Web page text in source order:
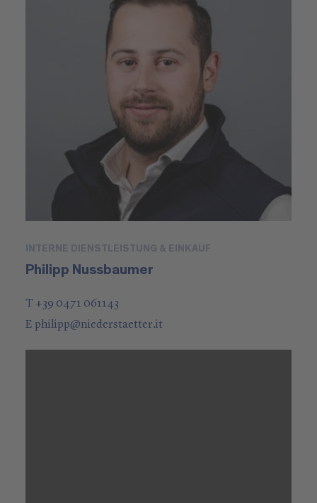
INTERNE DIENSTLEISTUNG & EINKAUF
Philipp Nussbaumer
T +39 0471 061143
E philipp@niederstaetter.it